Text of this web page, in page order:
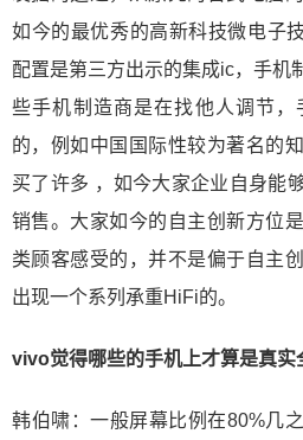
如今的最优秀的高新科技微电子
配置是第三方出示的集成ic，手机
些手机制造商是在找他人调节
的，例如中国国际性较为著名的
买了许多 ，如今大家企业自身能
销售。大家如今的自主创新方位
类顾客感受的，并不是偏于自主
出现一个系列承重HiFi的。
vivo觉得哪些的手机上才算是真实
韩伯啸：一般屏幕比例在80%几